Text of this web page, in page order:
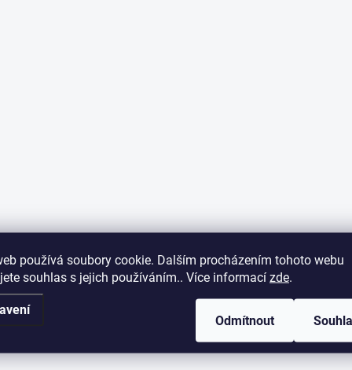
používá soubory cookie. Dalším procházením tohoto webu
souhlas s jejich používáním.. Více informací zde.
Odmítnout